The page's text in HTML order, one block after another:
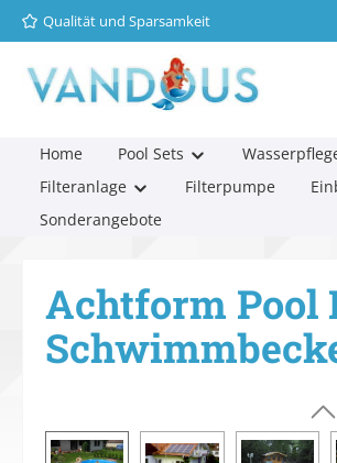
Hauptinhalt springen
Zur Suche springen
Zur Hauptnavigation springen
Qualität und Sparsamkeit
Home Pool Sets
Filteranlage
Filterpumpe
Sonderangebote
Achtform Pool
Bildergalerie überspringen